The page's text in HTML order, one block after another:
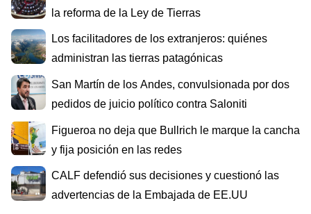
la reforma de la Ley de Tierras
Los facilitadores de los extranjeros: quiénes
administran las tierras patagónicas
San Martín de los Andes, convulsionada por dos
pedidos de juicio político contra Saloniti
Figueroa no deja que Bullrich le marque la cancha
y fija posición en las redes
CALF defendió sus decisiones y cuestionó las
advertencias de la Embajada de EE.UU